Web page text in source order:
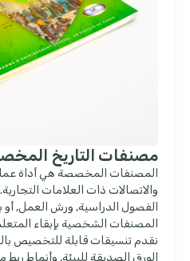
مصنفات التاريخ
المصنفات المخصصة هي أداة عملية
والاتصالات ذات العلامات
الفصول الدراسية, ورش العمل, أو
المصنفات الشخصية بإبقاء
نقدم تنسيقات قابلة للتخصيص
الورق الصديقة للبيئة, وأنماط ربط